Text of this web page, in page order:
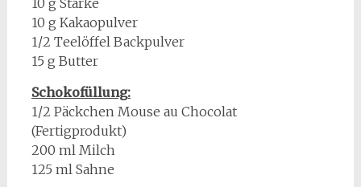
10 g Stärke
10 g Kakaopulver
1/2 Teelöffel Backpulver
15 g Butter
Schokofüllung:
1/2 Päckchen Mouse au Chocolat
(Fertigprodukt)
200 ml Milch
125 ml Sahne